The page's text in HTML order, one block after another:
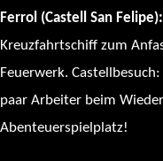
Ferrol (Castell San Felipe):
Kreuzfahrtschiff zum
Feuerwerk.
paar Arbeiter beim
Abenteuerspielplatz!